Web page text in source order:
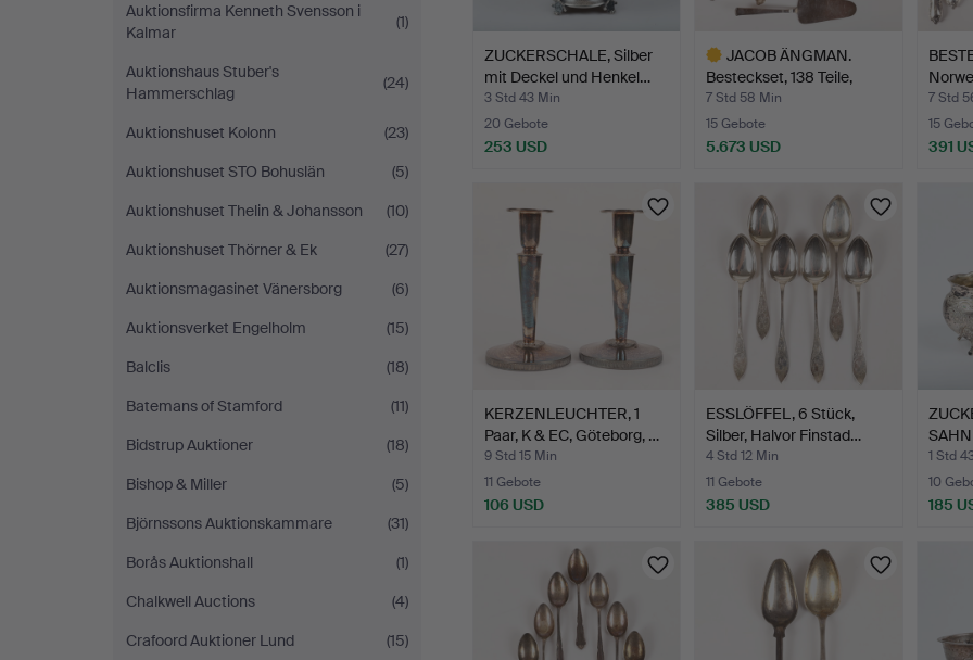
Auktionsfirma Kenneth Svensson i
Kalmar
(1)
Auktionshaus Stuber's
Hammerschlag
(24)
Auktionshuset Kolonn
(23)
Auktionshuset STO Bohuslän
(5)
Auktionshuset Thelin & Johansson
(10)
Auktionshuset Thörner & Ek
(27)
Auktionsmagasinet Vänersborg
(6)
Auktionsverket Engelholm
(15)
Balclis
(18)
Batemans of Stamford
(11)
Bidstrup Auktioner
(18)
Bishop & Miller
(5)
Björnssons Auktionskammare
(31)
Borås Auktionshall
(1)
Chalkwell Auctions
(4)
Crafoord Auktioner Lund
(15)
ZUCKERSCHALE, Silber
mit Deckel und Henkel…
3 Std 43 Min
20 Gebote
253 USD
JACOB ÄNGMAN.
Besteckset, 138 Teile,
„Rose…
7 Std 58 Min
15 Gebote
5.673 USD
7 Std
15
391
KERZENLEUCHTER, 1
Paar, K & EC, Göteborg, …
9 Std 15 Min
11 Gebote
106 USD
ESSLÖFFEL, 6 Stück,
Silber, Halvor Finstad…
4 Std 12 Min
11 Gebote
385 USD
Silber
1 Std
10
185